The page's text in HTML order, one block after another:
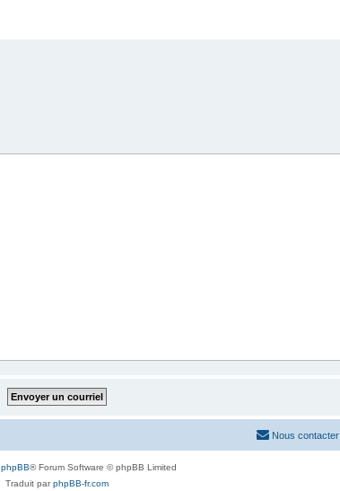
Nous contacter
phpBB® Forum Software © phpBB Limited
Traduit parphpBB-fr.com